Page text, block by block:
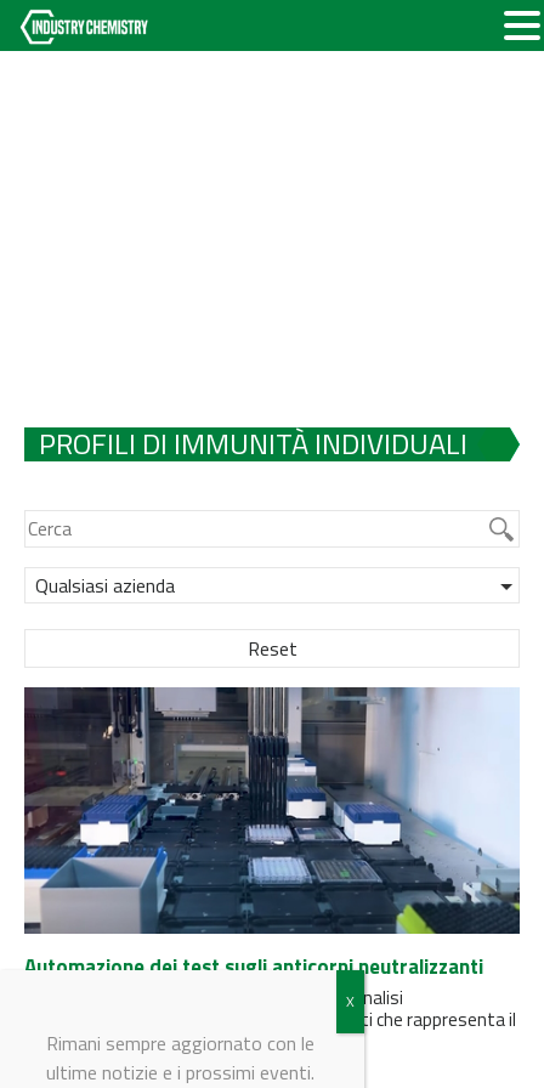
PROFILI DI IMMUNITÀ INDIVIDUALI
Qualsiasi azienda
Reset
Automazione dei test sugli anticorpi neutralizzanti
ABB Robotics ha sviluppato un sistema di analisi
automatizzata degli anticorpi neutralizzanti che rappresenta il
metodo più efficace per determinare...
Rimani sempre aggiornato con le
ultime notizie e i prossimi eventi.